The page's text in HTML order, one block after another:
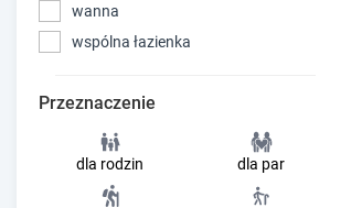
wanna
wspólna łazienka
Przeznaczenie
dla rodzin dla par